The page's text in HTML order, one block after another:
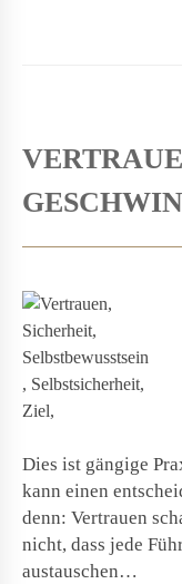
Dies ist gängige
kann einen
denn: Vertrauen
nicht, dass jede
austauschen…